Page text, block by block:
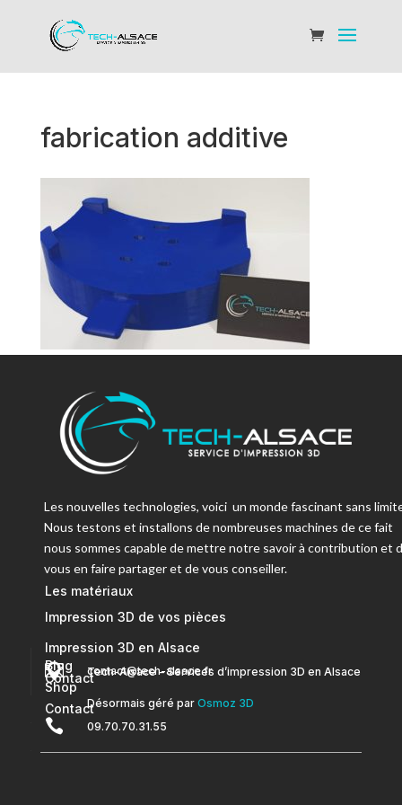
fabrication additive
Les nouvelles technologies, voici un monde fascinant sans
Nous testons et installons de nombreuses machines de ce fait
nous sommes capable de mettre notre savoir à contribution et
vous en faire partager et de vous conseiller.
Les matériaux
Impression 3D de vos pièces
Impression 3D en Alsace
Contact
Blog
Shop
Contact
 contact@tech-alsace.fr
 Tech-Alsace – Services d’impression 3D en Alsace
Désormais géré par Osmoz 3D
 09.70.70.31.55